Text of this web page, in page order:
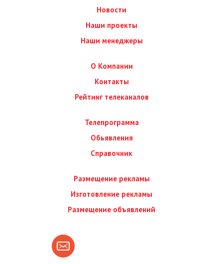
Новости
Наши проекты
Наши менеджеры
О Компании
Контакты
Рейтинг телеканалов
Телепрограмма
Обьявления
Справочник
Размещение рекламы
Изготовление рекламы
Размещение объявлений